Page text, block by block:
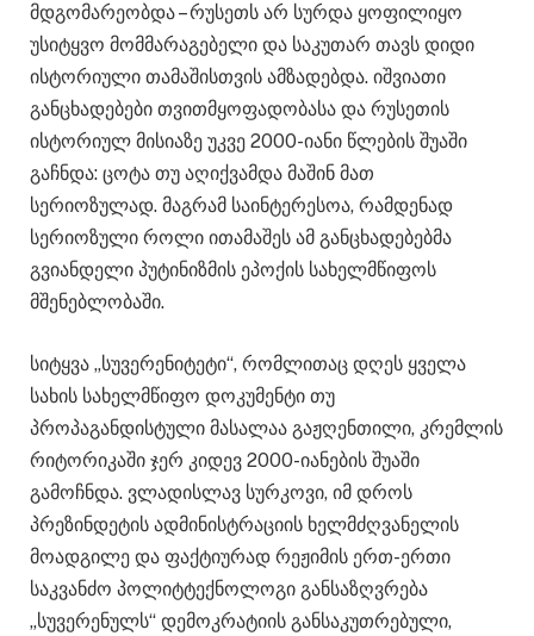
მდგომარეობდა – რუსეთს არ სურდა ყოფილიყო
უსიტყვო მომმარაგებელი და საკუთარ თავს დიდი
ისტორიული თამაშისთვის ამზადებდა. იშვიათი
განცხადებები თვითმყოფადობასა და რუსეთის
ისტორიულ მისიაზე უკვე 2000-იანი წლების შუაში
გაჩნდა: ცოტა თუ აღიქვამდა მაშინ მათ
სერიოზულად. მაგრამ საინტერესოა, რამდენად
სერიოზული როლი ითამაშეს ამ განცხადებებმა
გვიანდელი პუტინიზმის ეპოქის სახელმწიფოს
მშენებლობაში.
სიტყვა „სუვერენიტეტი“, რომლითაც დღეს ყველა
სახის სახელმწიფო დოკუმენტი თუ
პროპაგანდისტული მასალაა გაჟღენთილი, კრემლის
რიტორიკაში ჯერ კიდევ 2000-იანების შუაში
გამოჩნდა. ვლადისლავ სურკოვი, იმ დროს
პრეზინდეტის ადმინისტრაციის ხელმძღვანელის
მოადგილე და ფაქტიურად რეჟიმის ერთ-ერთი
საკვანძო პოლიტტექნოლოგი განსაზღვრება
„სუვერენულს“ დემოკრატიის განსაკუთრებული,